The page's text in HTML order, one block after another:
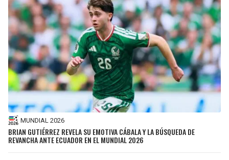
MUNDIAL 2026
BRIAN GUTIÉRREZ REVELA SU EMOTIVA CÁBALA Y LA BÚSQUEDA DE
REVANCHA ANTE ECUADOR EN EL MUNDIAL 2026